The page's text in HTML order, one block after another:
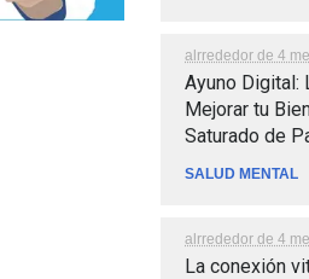
alrrededor de 4
Ayuno Digital:
Mejorar tu
Saturado de
SALUD MENTAL
alrrededor de 4
La conexión